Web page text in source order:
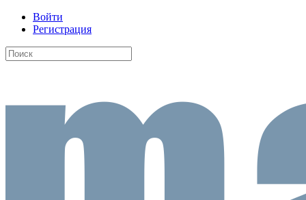
Войти
Регистрация